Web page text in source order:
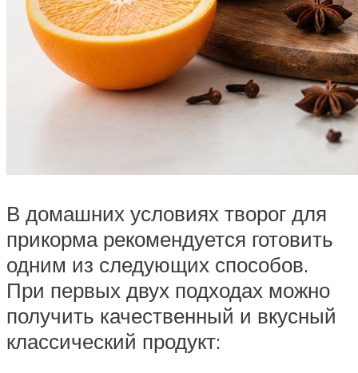
В домашних условиях творог для
прикорма рекомендуется готовить
одним из следующих способов.
При первых двух подходах можно
получить качественный и вкусный
классический продукт: